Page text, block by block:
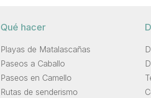
Qué hacer
Playas de Matalascañas
Paseos a Caballo
Paseos en Camello
Rutas de senderismo